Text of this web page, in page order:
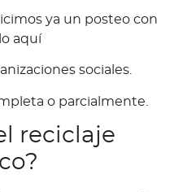
ya un posteo con
aquí
sociales.
o parcialmente.
reciclaje